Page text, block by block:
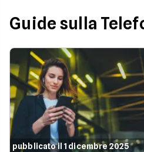
Guide sulla
pubblicato il 1 dicembre 2025